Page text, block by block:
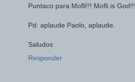
Puntaco para Mofli!!! Mofli is God!!!
Pd: aplaude Paolo, aplaude.
Saludos
Responder